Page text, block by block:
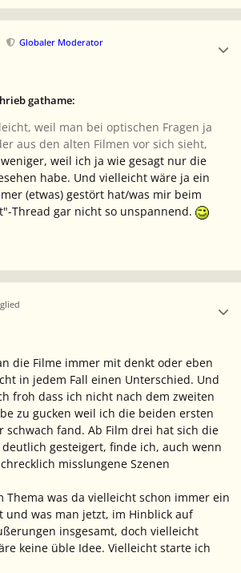
Globaler Moderator
gathame:
weil man bei optischen Fragen ja
aus den alten Filmen vor sich sieht,
weil ich ja wie gesagt nur die
habe. Und vielleicht wäre ja ein
(etwas) gestört hat/was mir beim
Thread gar nicht so unspannend.
die Filme immer mit denkt oder eben
in jedem Fall einen Unterschied. Und
froh dass ich nicht nach dem zweiten
zu gucken weil ich die beiden ersten
schwach fand. Ab Film drei hat sich die
gesteigert, finde ich, auch wenn
misslungene Szenen
Thema was da vielleicht schon immer ein
und was man jetzt, im Hinblick auf
insgesamt, doch vielleicht
keine üble Idee. Vielleicht starte ich